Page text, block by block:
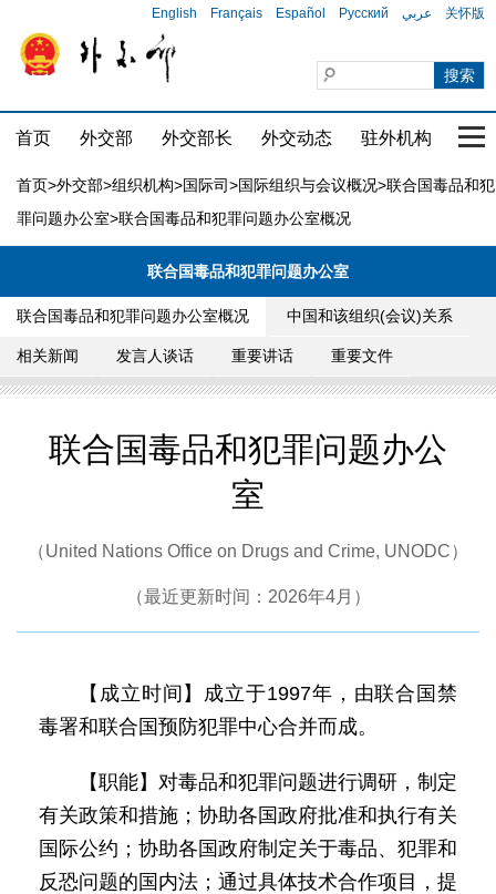
English Français Español Русский عربي 关怀版
首页 外交部 外交部长 外交动态 驻外机构 国
首页>外交部>组织机构>国际司>国际组织与会议概况>联合国毒品和犯
罪问题办公室>联合国毒品和犯罪问题办公室概况
联合国毒品和犯罪问题办公室
联合国毒品和犯罪问题办公室概况 中国和该组织(会议)关系
相关新闻 发言人谈话 重要讲话 重要文件
联合国毒品和犯罪问题办公
室
（United Nations Office on Drugs and Crime, UNODC）
（最近更新时间：2026年4月）
【成立时间】成立于1997年，由联合国禁
毒署和联合国预防犯罪中心合并而成。
【职能】对毒品和犯罪问题进行调研，制定
有关政策和措施；协助各国政府批准和执行有关
国际公约；协助各国政府制定关于毒品、犯罪和
反恐问题的国内法；通过具体技术合作项目，提